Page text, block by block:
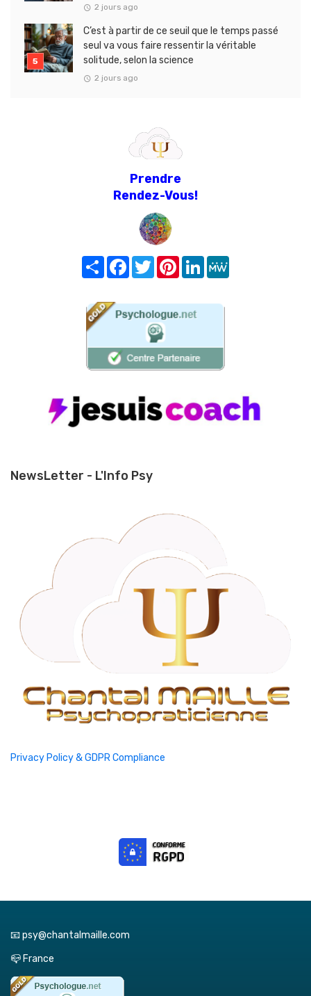
2 jours ago
C’est à partir de ce seuil que le temps passé
seul va vous faire ressentir la véritable
solitude, selon la science
2 jours ago
Prendre
Rendez-Vous!
Share FacebookTwitterPinterest
LinkedIn
NewsLetter - L'Info Psy
Privacy Policy & GDPR Compliance
📧 psy@chantalmaille.com
📪 France